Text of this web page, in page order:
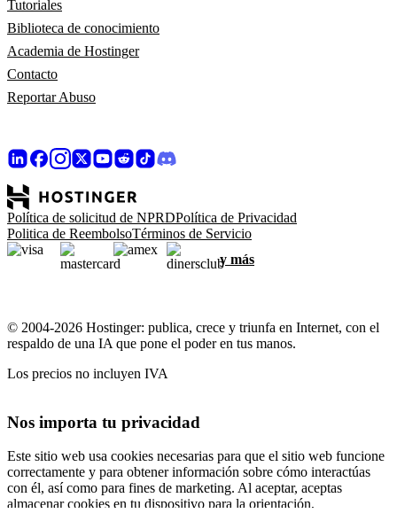
Tutoriales
Biblioteca de conocimiento
Academia de Hostinger
Contacto
Reportar Abuso
Política de solicitud de NPRDPolítica de Privacidad
Politica de ReembolsoTérminos de Servicio
y más
© 2004-2026 Hostinger: publica, crece y triunfa en Internet, con el
respaldo de una IA que pone el poder en tus manos.
Los precios no incluyen IVA
Nos importa tu privacidad
Este sitio web usa cookies necesarias para que el sitio web funcione
correctamente y para obtener información sobre cómo interactúas
con él, así como para fines de marketing. Al aceptar, aceptas
almacenar cookies en tu dispositivo para la orientación,